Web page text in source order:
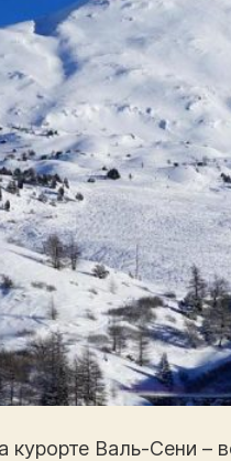
Валь-Сени –